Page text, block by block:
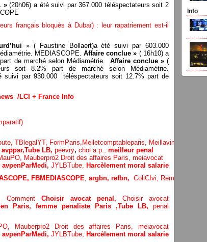
»(20h06) a été suivi par 367.000 téléspectateurs soit 2
français bloqués à Dubaï) : leur rapatriement est-il
» ( Faustine Bollaert)a été suivi par 603.000
MEDIASCOPE. Affaire conclue » ( 16h10) a
de marché selon Médiamétrie. Affaire conclue »(
soit 8.2% part de marché selon Médiamétrie.
suivi par 930.000 téléspectateurs soit 12.7% part de
/LCI + France Info
TBlegalYT, FormParis, Meiletcomptableparis Meillavimmo,
,Tube LB, peevry, choi a.p , meilleur penal
Mauberpro2 Droit des affaires Paris, meiavocat
avpenParMedi, JYLBTube,
Harcèlement moral salarie
FBMEDIASCOPE argbn, refbn, ColiCIvi, Remypics
Comment Choisir avocat penal, Choisir avocat
Paris, femme penaliste Paris ,Tube LB, penal
Mauberpro2 Droit des affaires Paris,meiavocat
avpenParMedi, JYLBTube,
Harcèlement moral salarie
Info